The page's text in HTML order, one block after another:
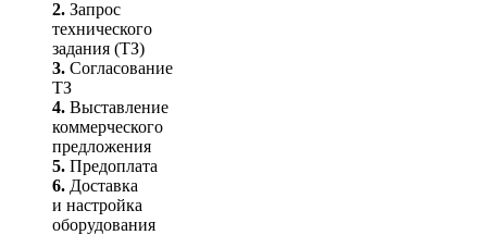
2. Запрос
технического
задания (ТЗ)
3. Согласование
ТЗ
4. Выставление
коммерческого
предложения
5. Предоплата
6. Доставка
и настройка
оборудования